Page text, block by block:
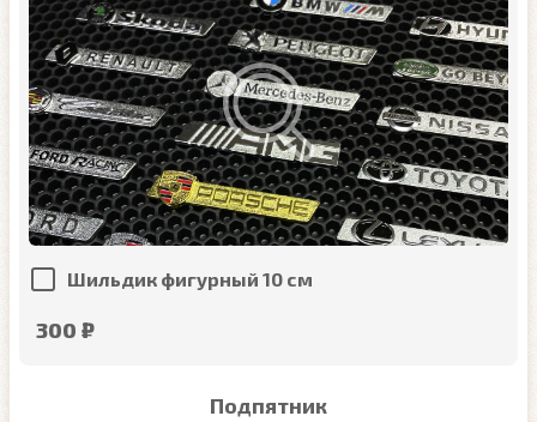
Шильдик фигурный 10 см
300 ₽
Подпятник